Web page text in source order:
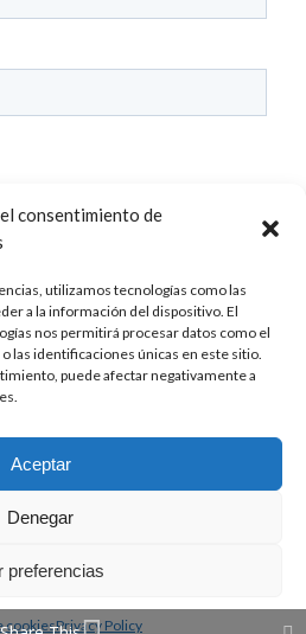
consentimiento de
utilizamos tecnologías como las
a la información del dispositivo. El
nos permitirá procesar datos como el
las identificaciones únicas en este sitio.
puede afectar negativamente a
Aceptar
Denegar
preferencias
cookiesPrivacy Policy
Instagram
LinkedIn
Twitter